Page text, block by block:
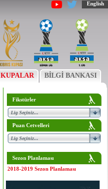
English
KUPALAR BİLGİ BANKASI
Fikstürler
Puan Cetvelleri
Sezon Planlaması
2018-2019 Sezon Planlaması